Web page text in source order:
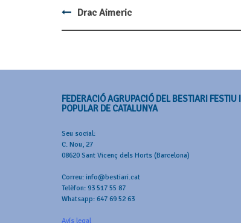
Post
Drac Aimeric
FEDERACIÓ AGRUPACIÓ DEL BESTIARI FESTIU I
POPULAR DE CATALUNYA
Seu social:
C. Nou, 27
08620 Sant Vicenç dels Horts (Barcelona)
Correu: info@bestiari.cat
Telèfon: 93 517 55 87
Whatsapp: 647 69 52 63
Avís legal